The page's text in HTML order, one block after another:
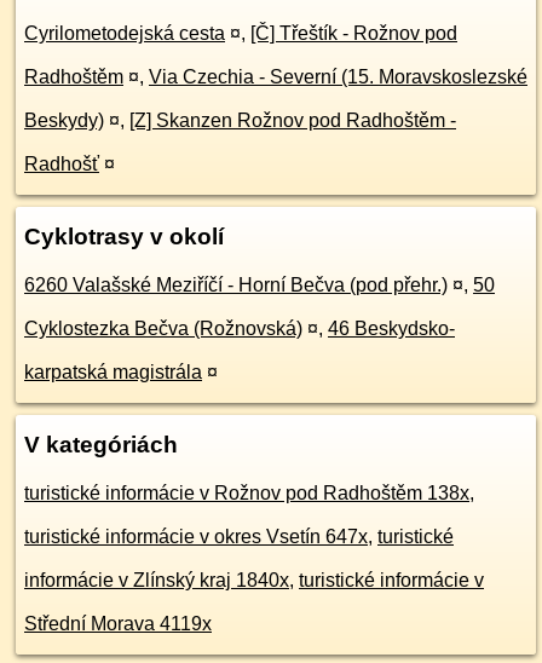
Cyrilometodejská cesta ¤, [Č] Třeštík - Rožnov pod
Radhoštěm ¤, Via Czechia - Severní (15. Moravskoslezské
Beskydy) ¤, [Z] Skanzen Rožnov pod Radhoštěm -
Radhošť ¤
Cyklotrasy v okolí
6260 Valašské Meziříčí - Horní Bečva (pod přehr.) ¤, 50
Cyklostezka Bečva (Rožnovská) ¤, 46 Beskydsko-
karpatská magistrála ¤
V kategóriách
turistické informácie v Rožnov pod Radhoštěm 138x,
turistické informácie v okres Vsetín 647x, turistické
informácie v Zlínský kraj 1840x, turistické informácie v
Střední Morava 4119x